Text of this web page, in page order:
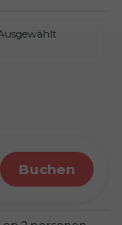
buchen